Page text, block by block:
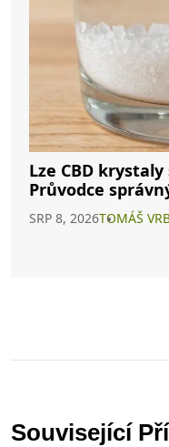
Lze CBD
Průvodce
SRP 8, 2026TOMÁŠ
Související